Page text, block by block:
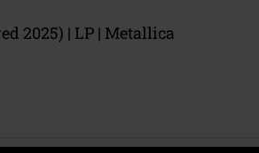
2025) | LP | Metallica